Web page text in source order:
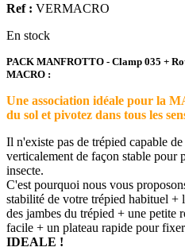
Ref : VERMACRO
En stock
PACK MANFROTTO - Clamp 035 +
MACRO :
Une association idéale pour la
du sol et pivotez dans tous les
Il n'existe pas de trépied capable
verticalement de façon stable pour
insecte.
C'est pourquoi nous vous
stabilité de votre trépied habituel +
des jambes du trépied + une petite
facile + un plateau rapide pour
IDEALE !